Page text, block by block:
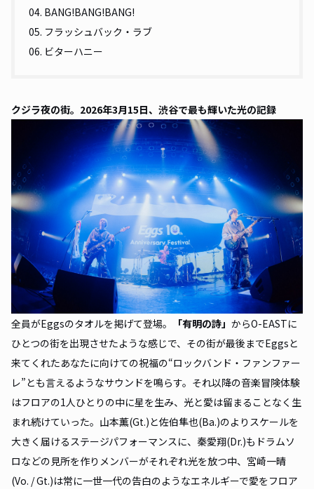
04. BANG!BANG!BANG!
05. フラッシュバック・ラブ
06. ビターハニー
クジラ夜の街。2026年3月15日、渋谷で最も輝いた光の記録
全員がEggsのタオルを掲げて登場。 「有明の詩」 からO-EASTに
ひとつの街を出現させたような感じで、その街が最後までEggsと
来てくれたあなたに向けての祝福の“ロックバンド・ファンファー
レ”とも言えるようなサウンドを鳴らす。それ以降の音楽冒険体験
はフロアの1人ひとりの中に星を生み、光と愛は留まることなく生
まれ続けていった。山本薫(Gt.)と佐伯隼也(Ba.)のよりスケールを
大きく届けるステージパフォーマンスに、秦愛翔(Dr.)もドラムソ
ロなどの見所を作りメンバーがそれぞれ光を放つ中、宮崎一晴
(Vo. / Gt.)は常に一世一代の告白のようなエネルギーで愛をフロア